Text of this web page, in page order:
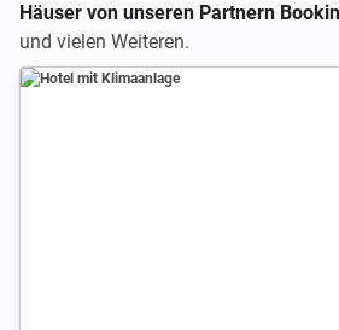
Häuser von unseren Partnern
und vielen Weiteren.